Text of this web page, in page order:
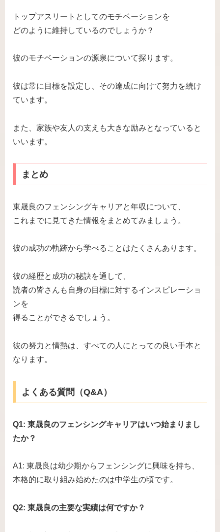
トップアスリートとしてのモチベーションを
どのように維持しているのでしょうか？
彼のモチベーションの源泉について探ります。
彼は常に目標を設定し、その達成に向けて努力を続け
ています。
また、家族や友人の支えも大きな励みとなっていると
いいます。
まとめ
東晟良のフェンシングキャリアと年収について、
これまでに見てきた情報をまとめてみましょう。
彼の成功の軌跡から学べることはたくさんあります。
彼の経歴と成功の秘訣を通して、
読者の皆さんも自身の目標に対するインスピレーショ
ンを
得ることができるでしょう。
彼の努力と情熱は、すべての人にとっての良い手本と
なります。
よくある質問（Q&A）
Q1: 東晟良のフェンシングキャリアはいつ始まりまし
たか？
A1: 東晟良は幼少期からフェンシングに興味を持ち、
本格的に取り組み始めたのは中学生の頃です。
Q2: 東晟良の主要な実績は何ですか？